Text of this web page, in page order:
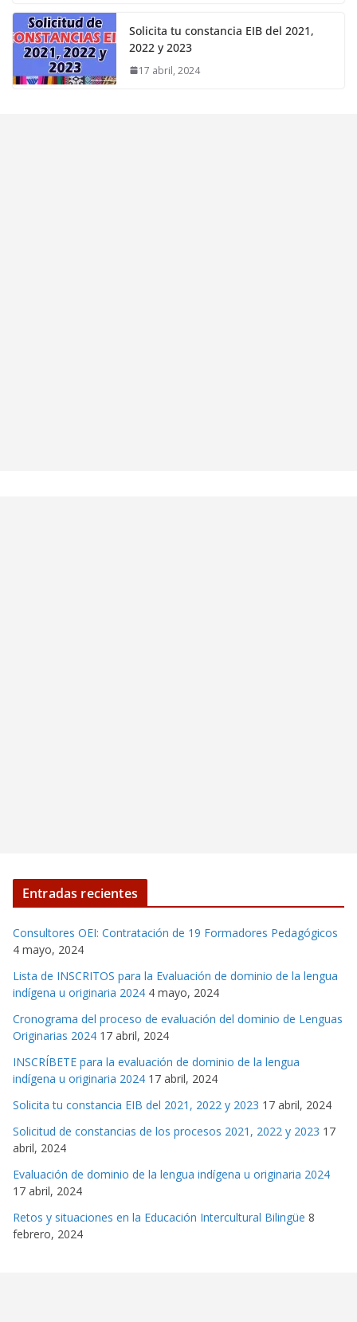
Solicita tu constancia EIB del 2021,
2022 y 2023
17 abril, 2024
Entradas recientes
Consultores OEI: Contratación de 19 Formadores Pedagógicos
4 mayo, 2024
Lista de INSCRITOS para la Evaluación de dominio de la lengua
indígena u originaria 2024 4 mayo, 2024
Cronograma del proceso de evaluación del dominio de Lenguas
Originarias 2024 17 abril, 2024
INSCRÍBETE para la evaluación de dominio de la lengua
indígena u originaria 2024 17 abril, 2024
Solicita tu constancia EIB del 2021, 2022 y 2023 17 abril, 2024
Solicitud de constancias de los procesos 2021, 2022 y 2023 17
abril, 2024
Evaluación de dominio de la lengua indígena u originaria 2024
17 abril, 2024
Retos y situaciones en la Educación Intercultural Bilingüe 8
febrero, 2024